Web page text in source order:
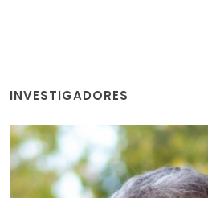
INVESTIGADORES